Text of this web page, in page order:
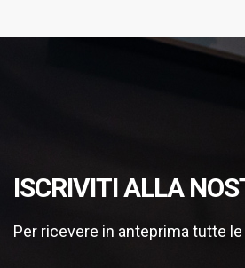
ISCRIVITI ALLA
Per ricevere in anteprima tutte